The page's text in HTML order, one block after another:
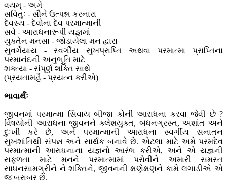
વયમ્ - અમે
સવિતુઃ - સૌને ઉત્પન્ન કરનારા
દેવસ્ય - દેવોના દેવ પરમાત્માની
સવે - આરાધનારૂપી યજ્ઞમાં
યુક્તેન મનસા - જોડાયેલા મન દ્વારા
સુવર્ગેયાય - સ્વર્ગીય સુખપ્રાપ્તિ અથવા પરમાત્મા પ્રાપ્તિના
પરમાનંદની અનુભૂતિ માટે
શક્ત્યા - સંપૂર્ણ શક્તિ સાથે
(પ્રયતામહૈ - પ્રયત્ન કરીએ)
ભાવાર્થઃ
જીવનમાં પરમાત્મા સિવાય બીજા કોની આરાધના કરવા જેવી છે ?
વિષયોની આરાધના જીવનને ક્લેશયુક્ત, બંધનગ્રસ્ત, અશાંત અને
દુઃખી કરે છે, અને પરમાત્માની આરાધના સ્વર્ગીય સનાતન
સુખશાંતિથી સંપન્ન અને સાર્થક બનાવે છે. એટલા માટે અમે પરમદેવ
પરમાત્માની આરાધનાના યજ્ઞનો આરંભ કરીએ, અને એ યજ્ઞની
સફળતા માટે મનને પરમાત્મામાં પરોવીને અમારી સમસ્ત
સાધનસામગ્રીને ને શક્તિને, જીવનની ક્ષણેક્ષણને કામે લગાડીએ એ
જ બરાબર છે.